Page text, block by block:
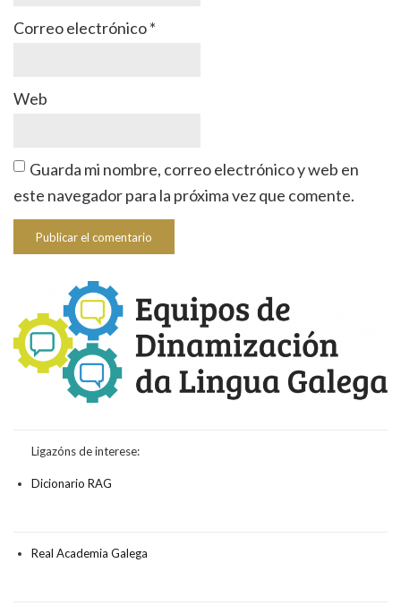
Correo electrónico*
Web
Guarda mi nombre, correo electrónico y web en
este navegador para la próxima vez que comente.
Ligazóns de interese:
Dicionario RAG
Real Academia Galega